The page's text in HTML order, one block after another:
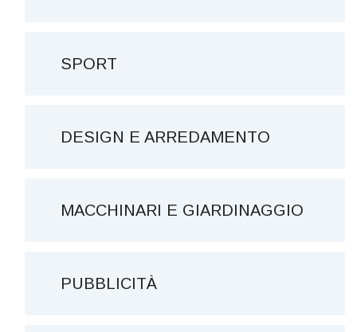
SPORT
DESIGN E ARREDAMENTO
MACCHINARI E GIARDINAGGIO
PUBBLICITÀ